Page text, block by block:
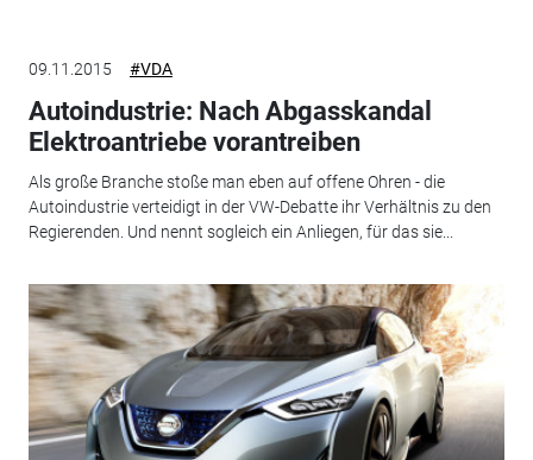
09.11.2015 #VDA
Autoindustrie: Nach Abgasskandal
Elektroantriebe vorantreiben
Als große Branche stoße man eben auf offene Ohren - die
Autoindustrie verteidigt in der VW-Debatte ihr Verhältnis zu den
Regierenden. Und nennt sogleich ein Anliegen, für das sie...